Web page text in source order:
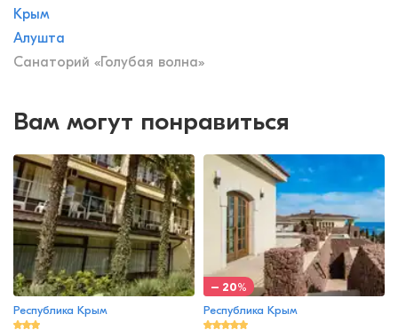
Крым
Алушта
Санаторий «Голубая волна»
Вам могут понравиться
Республика Крым
– 20%
Республика Крым